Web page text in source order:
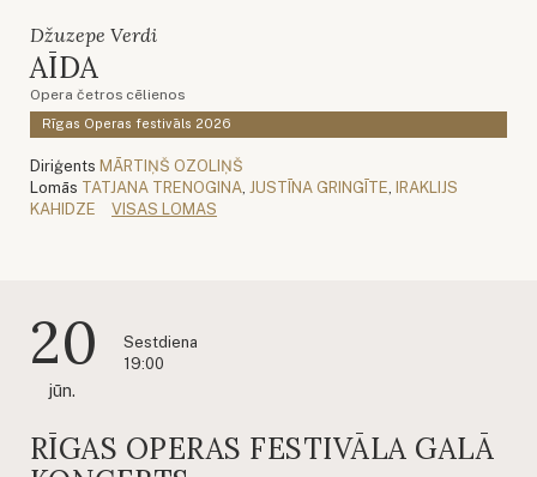
Džuzepe Verdi
AĪDA
Opera četros cēlienos
Rīgas Operas festivāls 2026
Diriģents MĀRTIŅŠ OZOLIŅŠ
Lomās TATJANA TRENOGINA JUSTĪNA GRINGĪTE IRAKLIJS
KAHIDZE
VISAS LOMAS
20
jūn.
Sestdiena
19:00
RĪGAS OPERAS FESTIVĀLA GALĀ